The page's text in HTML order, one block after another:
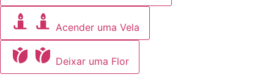
Acender uma Vela
Deixar uma Flor